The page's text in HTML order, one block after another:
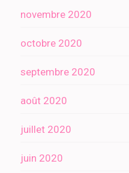
novembre 2020
octobre 2020
septembre 2020
août 2020
juillet 2020
juin 2020